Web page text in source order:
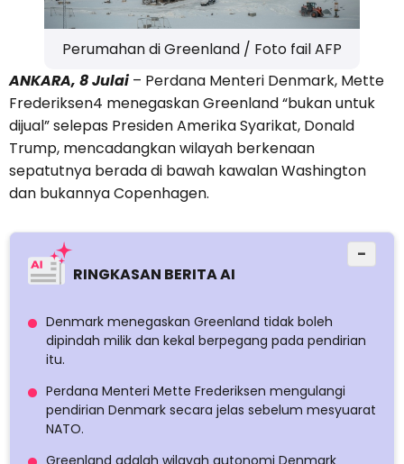
Perumahan di Greenland / Foto fail AFP
ANKARA, 8 Julai– Perdana Menteri Denmark, Mette
Frederiksen4 menegaskan Greenland “bukan untuk
dijual” selepas Presiden Amerika Syarikat, Donald
Trump, mencadangkan wilayah berkenaan
sepatutnya berada di bawah kawalan Washington
dan bukannya Copenhagen.
RINGKASAN BERITA AI
−
Denmark menegaskan Greenland tidak boleh
dipindah milik dan kekal berpegang pada pendirian
itu.
Perdana Menteri Mette Frederiksen mengulangi
pendirian Denmark secara jelas sebelum mesyuarat
NATO.